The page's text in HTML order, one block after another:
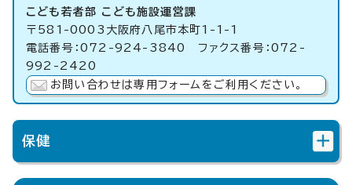
こども若者部 こども施設運営課
〒581-0003大阪府八尾市本町1-1-1
電話番号：072-924-3840 ファクス番号：072-
992-2420
お問い合わせは専用フォームをご利用ください。
保健